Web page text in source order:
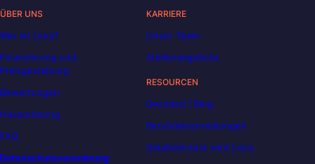
ÜBER UNS
Wer ist Liora?
Finanzierung und
Preisgestaltung
Bewertungen
Hausordnung
FAQ
Datenschutzverordnung
KARRIERE
Unser Team
Stellenangebote
RESOURCEN
Decoded | Blog
Berufsbeschreibungen
DataScientest wird Liora